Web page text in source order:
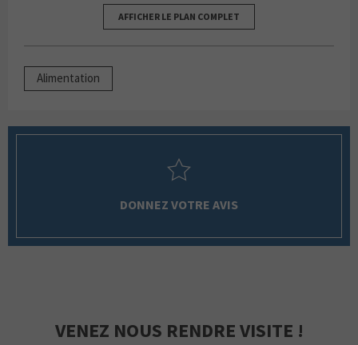
AFFICHER LE PLAN COMPLET
Alimentation
DONNEZ VOTRE AVIS
VENEZ NOUS RENDRE VISITE !